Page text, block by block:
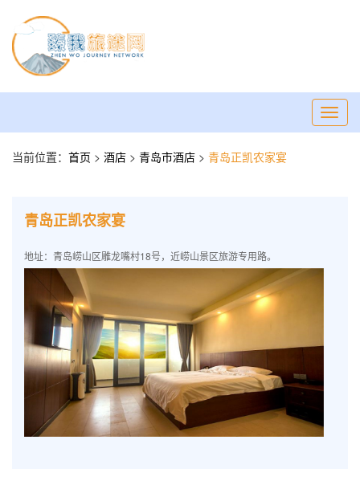
当前位置： 首页 > 酒店 > 青岛市酒店 > 青岛正凯农家宴
青岛正凯农家宴
地址：青岛崂山区雕龙嘴村18号，近崂山景区旅游专用路。